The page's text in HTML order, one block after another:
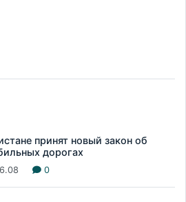
принят новый закон об
дорогах
0